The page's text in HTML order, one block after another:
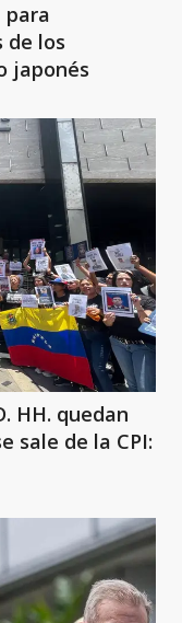
para
de los
japonés
HH. quedan
sale de la CPI: